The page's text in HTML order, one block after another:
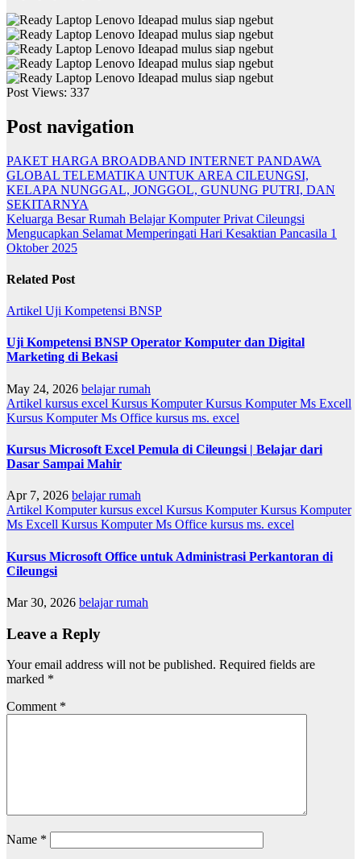
Post Views: 337
Post navigation
PAKET HARGA BROADBAND INTERNET PANDAWA
GLOBAL TELEMATIKA UNTUK AREA CILEUNGSI,
KELAPA NUNGGAL, JONGGOL, GUNUNG PUTRI, DAN
SEKITARNYA
Keluarga Besar Rumah Belajar Komputer Privat Cileungsi
Mengucapkan Selamat Memperingati Hari Kesaktian Pancasila 1
Oktober 2025
Related Post
Artikel Uji Kompetensi BNSP
Uji Kompetensi BNSP Operator Komputer dan Digital
Marketing di Bekasi
May 24, 2026 belajar rumah
Artikel kursus excel Kursus KomputerKursus Komputer Ms Excell
Kursus Komputer Ms Office kursus ms. excel
Kursus Microsoft Excel Pemula di Cileungsi | Belajar dari
Dasar Sampai Mahir
Apr 7, 2026 belajar rumah
Artikel Komputerkursus excel Kursus KomputerKursus Komputer
Ms Excell Kursus Komputer Ms Office kursus ms. excel
Kursus Microsoft Office untuk Administrasi Perkantoran di
Cileungsi
Mar 30, 2026 belajar rumah
Leave a Reply
Your email address will not be published. Required fields are
marked *
Comment *
Name *